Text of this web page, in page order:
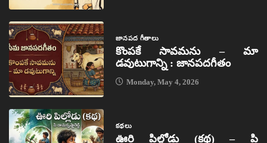
జానపద గీతాలు
కొంపకే సావమను – మా
డవుటుగాన్ని : జానపదగీతం
Monday, May 4, 2026
కథలు
ఊరి పిల్లోడు (కథ) – పి